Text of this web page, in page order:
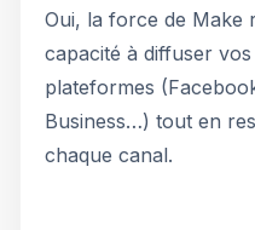
Oui, la force de Make
capacité à diffuser
plateformes
Business…) tout en
chaque canal.